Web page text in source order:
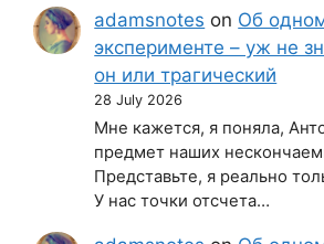
adamsnotes on Об
эксперименте – уж не
он или трагический
28 July 2026
Мне кажется, я поняла,
предмет наших
Представьте, я реально
У нас точки отсчета…